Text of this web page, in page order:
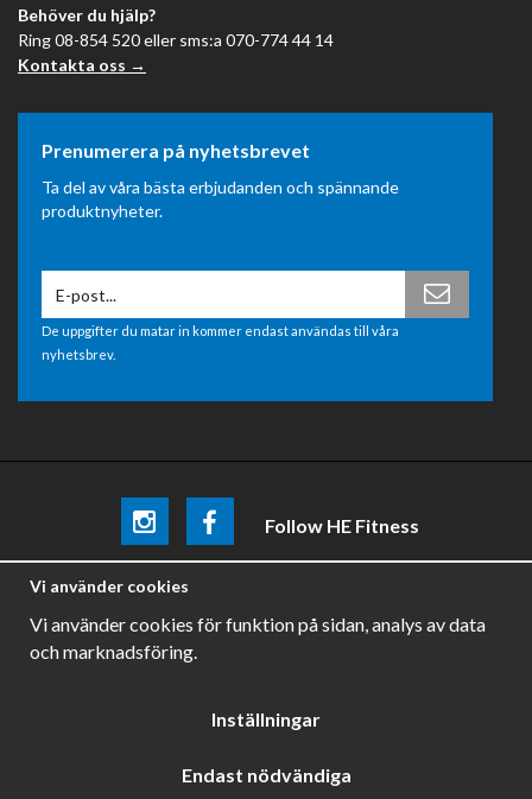
Behöver du hjälp?
Ring 08-854 520 eller sms:a 070-774 44 14
Kontakta oss →
Prenumerera på nyhetsbrevet
Ta del av våra bästa erbjudanden och spännande
produktnyheter.
De uppgifter du matar in kommer endast användas till våra
nyhetsbrev.
Follow HE Fitness
Be the firstto know aboutpromotions, news and training
Vi använder cookies
Vi använder cookies för funktion på sidan, analys av data
och marknadsföring.
Inställningar
Endast nödvändiga